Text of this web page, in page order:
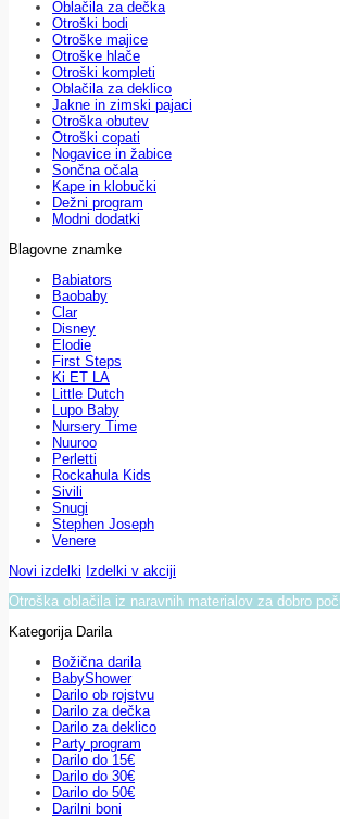
Oblačila za dečka
Otroški bodi
Otroške majice
Otroške hlače
Otroški kompleti
Oblačila za deklico
Jakne in zimski pajaci
Otroška obutev
Otroški copati
Nogavice in žabice
Sončna očala
Kape in klobučki
Dežni program
Modni dodatki
Blagovne znamke
Babiators
Baobaby
Clar
Disney
Elodie
First Steps
Ki ET LA
Little Dutch
Lupo Baby
Nursery Time
Nuuroo
Perletti
Rockahula Kids
Sivili
Snugi
Stephen Joseph
Venere
Novi izdelki Izdelki v akciji
Otroška oblačila iz naravnih materialov za dobro
Kategorija Darila
Božična darila
BabyShower
Darilo ob rojstvu
Darilo za dečka
Darilo za deklico
Party program
Darilo do 15€
Darilo do 30€
Darilo do 50€
Darilni boni